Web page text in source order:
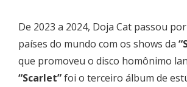
De 2023 a 2024, Doja Cat passou
países do mundo com os shows da
que promoveu o disco homônimo
“Scarlet”foi o terceiro álbum de